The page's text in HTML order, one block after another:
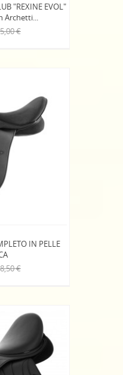
"REXINE EVOL"
Archetti...
€
IN PELLE
€